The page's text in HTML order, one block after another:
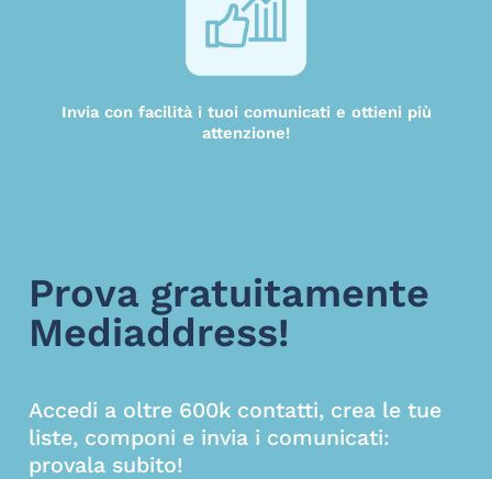
Invia con facilità i tuoi comunicati e ottieni più
attenzione!
Prova gratuitamente
Mediaddress!
Accedi a oltre 600k contatti, crea le tue
liste, componi e invia i comunicati:
provala subito!